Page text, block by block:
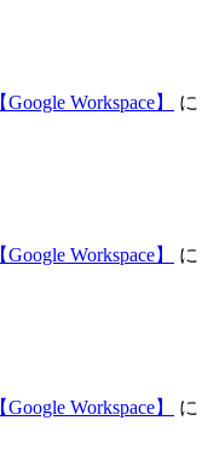
Workspace】 に
Workspace】 に
Workspace】 に